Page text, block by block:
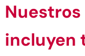
incluyen